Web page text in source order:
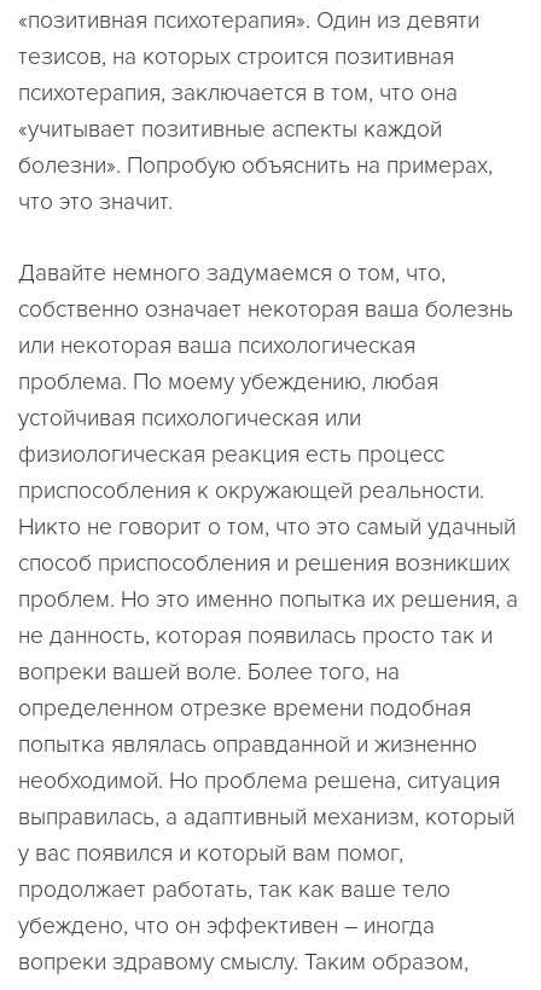
«позитивная психотерапия». Один из девяти
тезисов, на которых строится позитивная
психотерапия, заключается в том, что она
«учитывает позитивные аспекты каждой
болезни». Попробую объяснить на примерах,
что это значит.
Давайте немного задумаемся о том, что,
собственно означает некоторая ваша болезнь
или некоторая ваша психологическая
проблема. По моему убеждению, любая
устойчивая психологическая или
физиологическая реакция есть процесс
приспособления к окружающей реальности.
Никто не говорит о том, что это самый удачный
способ приспособления и решения возникших
проблем. Но это именно попытка их решения, а
не данность, которая появилась просто так и
вопреки вашей воле. Более того, на
определенном отрезке времени подобная
попытка являлась оправданной и жизненно
необходимой. Но проблема решена, ситуация
выправилась, а адаптивный механизм, который
у вас появился и который вам помог,
продолжает работать, так как ваше тело
убеждено, что он эффективен – иногда
вопреки здравому смыслу. Таким образом,